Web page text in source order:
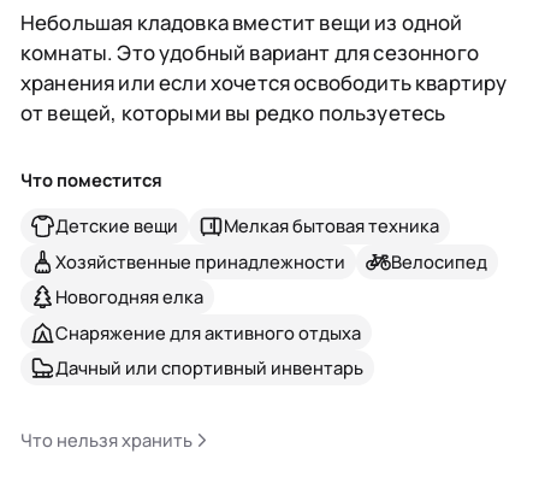
Небольшая кладовка вместит вещи из одной
комнаты. Это удобный вариант для сезонного
хранения или если хочется освободить квартиру
от вещей, которыми вы редко пользуетесь
Что поместится
Детские вещи
Мелкая бытовая техника
Хозяйственные принадлежности
Велосипед
Новогодняя елка
Снаряжение для активного отдыха
Дачный или спортивный инвентарь
Что нельзя хранить